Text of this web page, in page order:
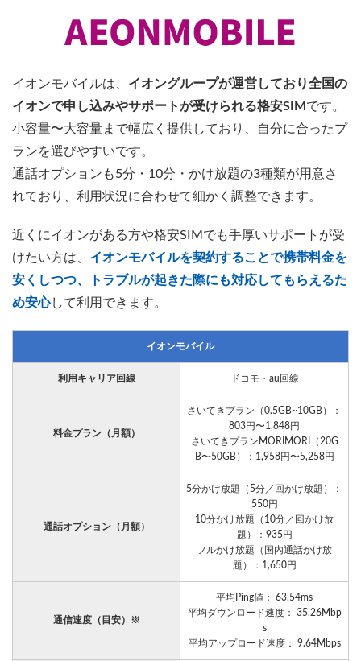
イオンモバイルは、 イオングループが運営しており全国の
イオンで申し込みやサポートが受けられる格安SIMです。
小容量〜大容量まで幅広く提供しており、自分に合ったプ
ランを選びやすいです。
通話オプションも5分・10分・かけ放題の3種類が用意さ
れており、利用状況に合わせて細かく調整できます。
近くにイオンがある方や格安SIMでも手厚いサポートが受
けたい方は、 イオンモバイルを契約することで携帯料金を
安くしつつ、トラブルが起きた際にも対応してもらえるた
め安心して利用できます。
イオンモバイル
利用キャリア回線 ドコモ・au回線
料金プラン（月額）
さいてきプラン（0.5GB~10GB）：
803円〜1,848円
さいてきプランMORIMORI（20G
B〜50GB）：1,958円〜5,258円
通話オプション（月額）
5分かけ放題（5分／回かけ放題）：
550円
10分かけ放題（10分／回かけ放
題）：935円
フルかけ放題（国内通話かけ放
題）：1,650円
通信速度（目安）※
平均Ping値： 63.54ms
平均ダウンロード速度： 35.26Mbp
s
平均アップロード速度： 9.64Mbps